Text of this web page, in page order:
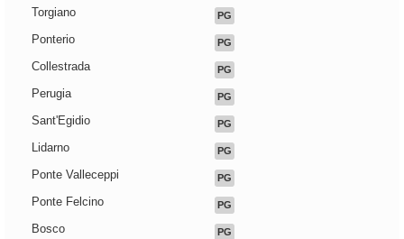
Torgiano PG
Ponterio PG
Collestrada PG
Perugia PG
Sant'Egidio PG
Lidarno PG
Ponte Valleceppi PG
Ponte Felcino PG
Bosco PG